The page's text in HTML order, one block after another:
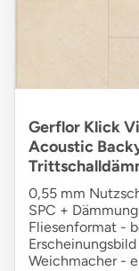
Gerflor Klick
Acoustic
0,55 mm
SPC +
Fliesenformat -
Weichmacher -